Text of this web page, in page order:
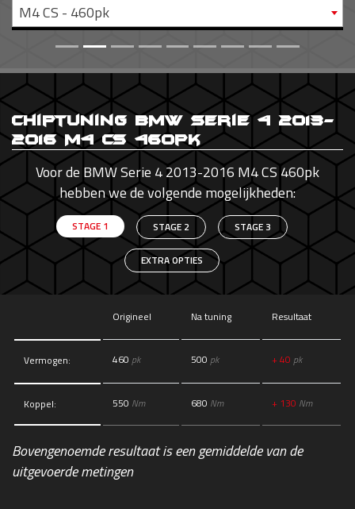
M4 CS - 460pk
Chiptuning BMW Serie 4 2013-
2016 M4 CS 460pk
Voor de BMW Serie 4 2013-2016 M4 CS 460pk
hebben we de volgende mogelijkheden:
STAGE 1 STAGE 2 STAGE 3
EXTRA OPTIES
Origineel Na tuning Resultaat
Vermogen: 460 pk 500 pk + 40 pk
Koppel: 550 Nm 680 Nm + 130 Nm
Bovengenoemde resultaat is een gemiddelde van de
uitgevoerde metingen